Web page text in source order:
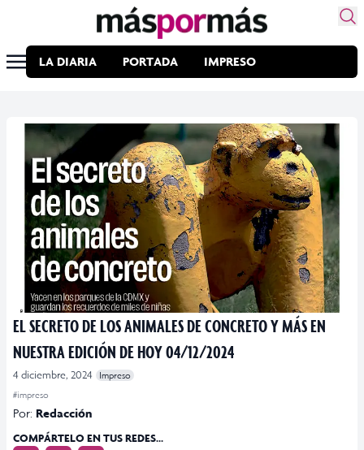
LA DIARIA PORTADA IMPRESO
EL SECRETO DE LOS ANIMALES DE CONCRETO Y MÁS EN
NUESTRA EDICIÓN DE HOY 04/12/2024
4 diciembre, 2024
Impreso
#impreso
Por: Redacción
COMPÁRTELO EN TUS REDES...